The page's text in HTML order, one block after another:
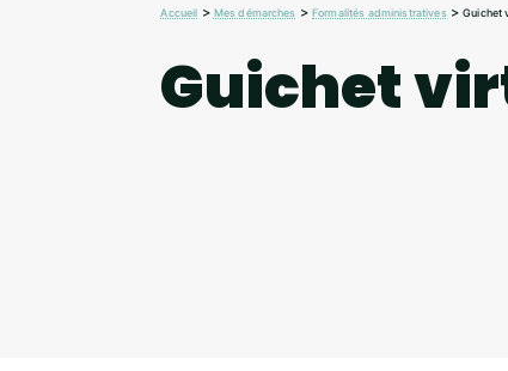
Accueil > Mes démarches >Formalités administratives>Guichet
Guichet